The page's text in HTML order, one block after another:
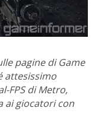
pagine di Game
attesissimo
FPS di Metro,
ai giocatori con